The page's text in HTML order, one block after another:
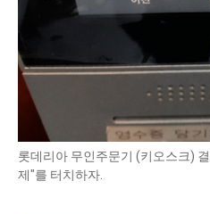
롯데리아 무인주문기 (키오스크)
제"를 터치하자.